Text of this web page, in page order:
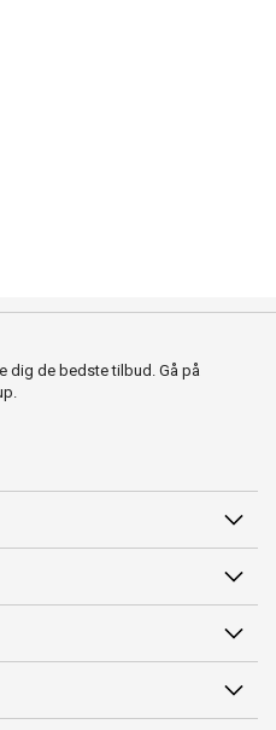
dig de bedste tilbud. Gå på